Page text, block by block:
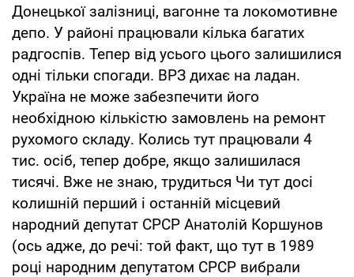
Донецької залізниці, вагонне та локомотивне
депо. У районі працювали кілька багатих
радгоспів. Тепер від усього цього залишилися
одні тільки спогади. ВРЗ дихає на ладан.
Україна не може забезпечити його
необхідною кількістю замовлень на ремонт
рухомого складу. Колись тут працювали 4
тис. осіб, тепер добре, якщо залишилася
тисячі. Вже не знаю, трудиться Чи тут досі
колишній перший і останній місцевий
народний депутат СРСР Анатолій Коршунов
(ось адже, до речі: той факт, що тут в 1989
році народним депутатом СРСР вибрали